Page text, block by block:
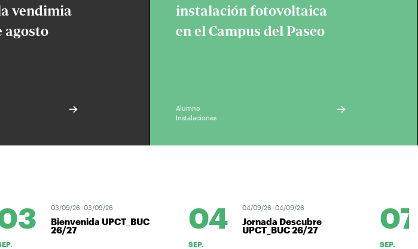
vendimia
agosto
instalación fotovoltaica
en el Campus del Paseo
Alumno
Instalaciones
03/09/26–03/09/26
Bienvenida UPCT_BUC
26/27 04
SEP.
04/09/26–04/09/26
Jornada Descubre
UPCT_BUC 26/27 07
SEP.